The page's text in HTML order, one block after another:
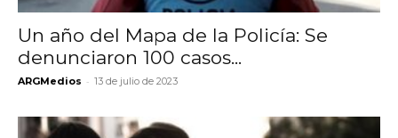
Un año del Mapa de la Policía: Se
denunciaron 100 casos...
ARGMedios - 13 de julio de 2023